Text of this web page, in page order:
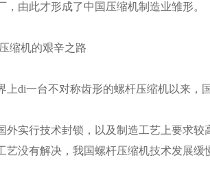
，由此才形成了中国压缩机制造业雏形。
缩机的艰辛之路
上di一台不对称齿形的螺杆压缩机以来，
外实行技术封锁，以及制造工艺上要求
艺没有解决，我国螺杆压缩机技术发展缓